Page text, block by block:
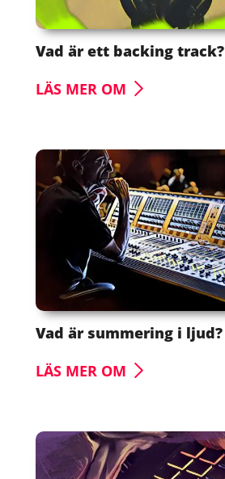
Vad är ett backing track?
LÄS MER OM
Vad är summering i ljud?
LÄS MER OM